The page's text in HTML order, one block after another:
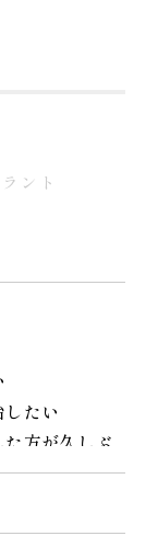
ント
たい
方が久しぶ